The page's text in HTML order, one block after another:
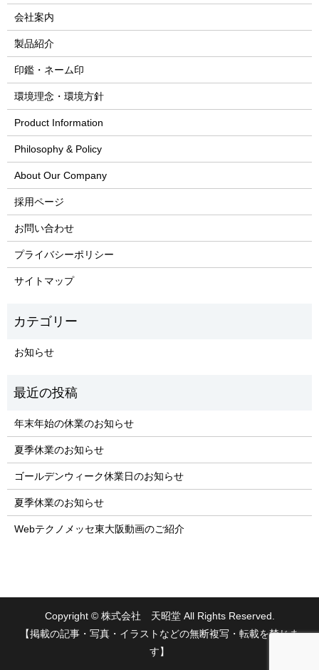
会社案内
製品紹介
印鑑・ネーム印
環境理念・環境方針
Product Information
Philosophy & Policy
About Our Company
採用ページ
お問い合わせ
プライバシーポリシー
サイトマップ
お知らせ
年末年始の休業のお知らせ
夏季休業のお知らせ
ゴールデンウィーク休業日のお知らせ
夏季休業のお知らせ
Webテクノメッセ東大阪動画のご紹介
Copyright © 株式会社 天昭堂 All Rights Reserved.
【掲載の記事・写真・イラストなどの無断複写・転載を禁じま
す】